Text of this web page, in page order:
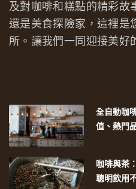
及對咖啡和糕點的精彩故
還是美食探險家，這裡是
所。讓我們一同迎接美好
全自動咖
值、熱門
咖啡與茶
聰明飲用